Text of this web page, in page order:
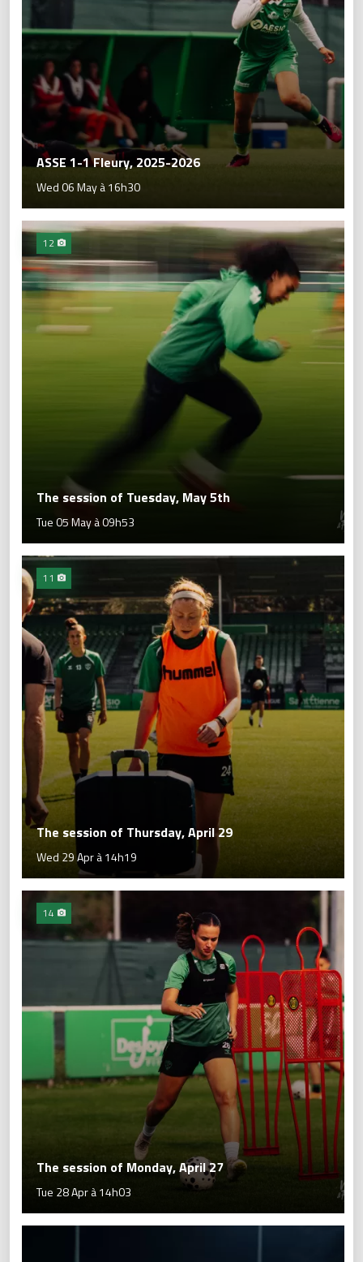
ASSE 1-1 Fleury, 2025-2026
Wed 06 May à 16h30
12
The session of Tuesday, May 5th
Tue 05 May à 09h53
11
The session of Thursday, April 29
Wed 29 Apr à 14h19
14
The session of Monday, April 27
Tue 28 Apr à 14h03